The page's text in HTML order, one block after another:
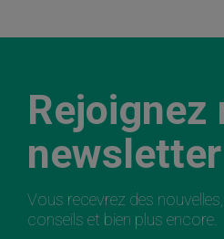
Rejoignez
Vous recevrez des
conseils et bien plus encore.